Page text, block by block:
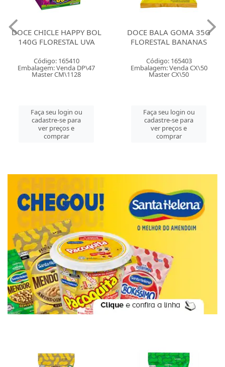
DOCE CHICLE HAPPY BOL
140G FLORESTAL UVA
Código: 165410
Embalagem: Venda DP\47
Master CM\1128
Faça seu login ou
cadastre-se para
ver preços e
comprar
DOCE BALA GOMA 35G
FLORESTAL BANANAS
Código: 165403
Embalagem: Venda CX\50
Master CX\50
Faça seu login ou
cadastre-se para
ver preços e
comprar